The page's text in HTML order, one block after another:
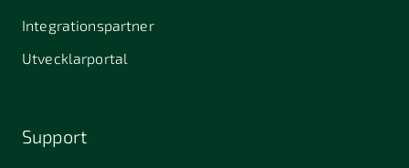
Integrationspartner
Utvecklarportal
Support